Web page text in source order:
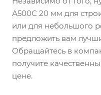
А500С 20 мм для
или для небольшого
предложить вам
Обращайтесь в
получите
цене.